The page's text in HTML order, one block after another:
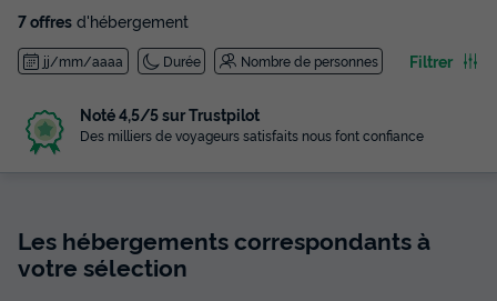
7 offres d'hébergement
jj/mm/aaaa Durée Nombre de personnes Filtrer
Noté 4,5/5 sur Trustpilot
Des milliers de voyageurs satisfaits nous font confiance
Les hébergements correspondants à
votre sélection